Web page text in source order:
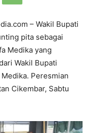
– Wakil Bupati
pita sebagai
Medika yang
Wakil Bupati
Peresmian
Cikembar, Sabtu